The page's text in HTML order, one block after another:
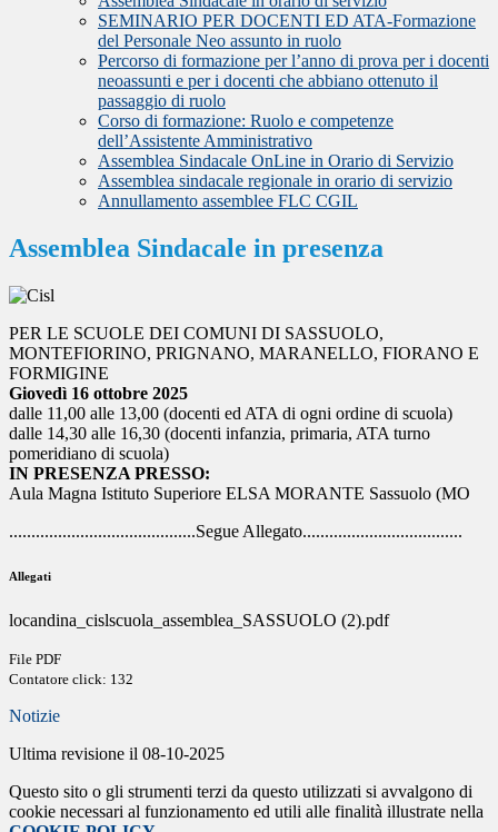
SEMINARIO PER DOCENTI ED ATA-Formazione
del Personale Neo assunto in ruolo
Percorso di formazione per l’anno di prova per i docenti
neoassunti e per i docenti che abbiano ottenuto il
passaggio di ruolo
Corso di formazione: Ruolo e competenze
dell’Assistente Amministrativo
Assemblea Sindacale OnLine in Orario di Servizio
Assemblea sindacale regionale in orario di servizio
Annullamento assemblee FLC CGIL
Assemblea Sindacale in presenza
PER LE SCUOLE DEI COMUNI DI SASSUOLO,
MONTEFIORINO, PRIGNANO, MARANELLO, FIORANO E
FORMIGINE
Giovedì 16 ottobre 2025
dalle 11,00 alle 13,00 (docenti ed ATA di ogni ordine di scuola)
dalle 14,30 alle 16,30 (docenti infanzia, primaria, ATA turno
pomeridiano di scuola)
IN PRESENZA PRESSO:
Aula Magna Istituto Superiore ELSA MORANTE Sassuolo (MO
..........................................Segue Allegato....................................
Allegati
locandina_cislscuola_assemblea_SASSUOLO (2).pdf
File PDF
Contatore click: 132
Notizie
Ultima revisione il 08-10-2025
Questo sito o gli strumenti terzi da questo utilizzati si avvalgono di
cookie necessari al funzionamento ed utili alle finalità illustrate nella